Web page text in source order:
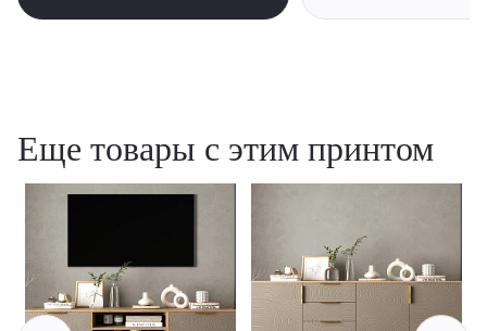
Еще товары с этим принтом